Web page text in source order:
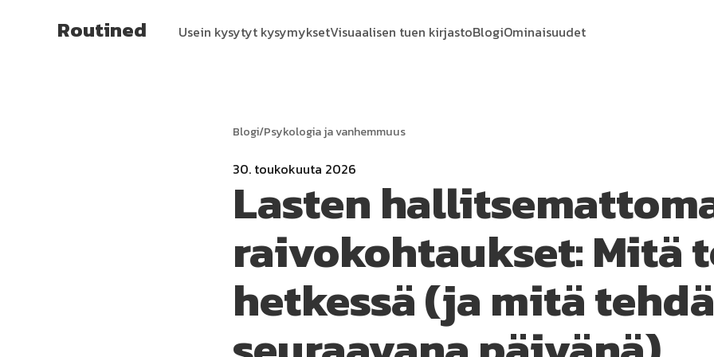
Routined Usein kysytyt kysymyksetVisuaalisen tuen kirjastoBlogiOminaisuudet
Blogi/Psykologia ja vanhemmuus
30. toukokuuta 2026
Lasten
raivokohtaukset: Mitä
hetkessä (ja mitä tehdä